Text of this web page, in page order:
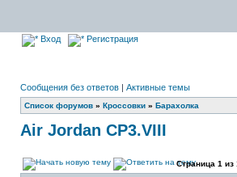
Вход Регистрация
Сообщения без ответов | Активные темы
Список форумов » Кроссовки » Барахолка
Air Jordan CP3.VIII
Страница 1 из